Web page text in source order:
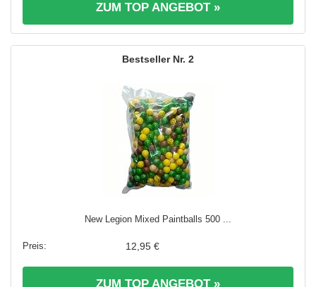
ZUM TOP ANGEBOT »
2
New Legion Mixed Paintballs 500 ...
12,95 €
ZUM TOP ANGEBOT »